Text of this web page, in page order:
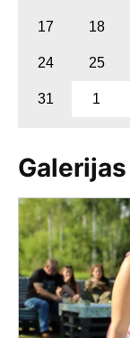
17 18
24 25
31 1
Galerijas